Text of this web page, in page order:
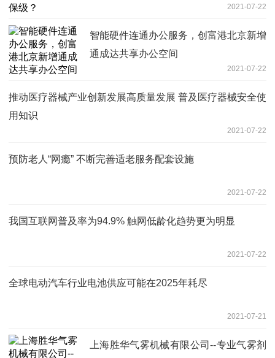
2021-07-22
智能硬件连通办公服务，创富港北京新增
通成达共享办公空间
2021-07-22
推动医疗器械产业创新发展高质量发展 普及医疗器械安全使
用知识
2021-07-22
预防老人“网瘾” 不断完善适老服务配套设施
2021-07-22
我国互联网普及率为94.9% 触网低龄化趋势更为明显
2021-07-22
全球电动汽车行业电池供应可能在2025年耗尽
2021-07-21
上海胜华气雾机械有限公司--专业气雾剂